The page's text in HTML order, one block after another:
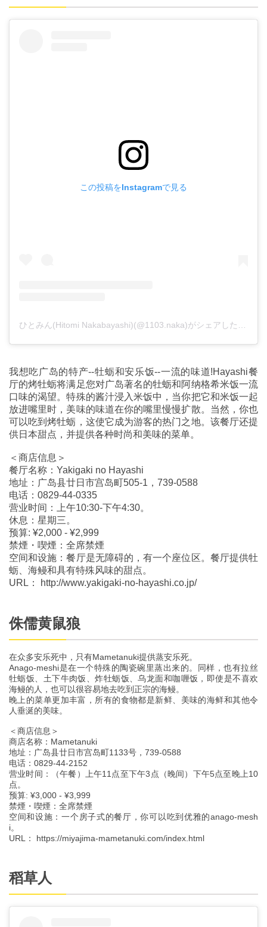
この投稿をInstagramで見る
我想吃广岛的特产--牡蛎和安乐饭--一流的味道!Hayashi餐
厅的烤牡蛎将满足您对广岛著名的牡蛎和阿纳格希米饭一流
口味的渴望。特殊的酱汁浸入米饭中，当你把它和米饭一起
放进嘴里时，美味的味道在你的嘴里慢慢扩散。当然，你也
可以吃到烤牡蛎，这使它成为游客的热门之地。该餐厅还提
供日本甜点，并提供各种时尚和美味的菜单。
＜商店信息＞
餐厅名称：Yakigaki no Hayashi
地址：广岛县廿日市宫岛町505-1，739-0588
电话：0829-44-0335
营业时间：上午10:30-下午4:30。
休息：星期三。
预算: ¥2,000 - ¥2,999
禁煙・喫煙：全席禁煙
空间和设施：餐厅是无障碍的，有一个座位区。餐厅提供牡
蛎、海鳗和具有特殊风味的甜点。
URL： http://www.yakigaki-no-hayashi.co.jp/
侏儒黄鼠狼
在众多安乐死中，只有Mametanuki提供蒸安乐死。
Anago-meshi是在一个特殊的陶瓷碗里蒸出来的。同样，也有拉丝
牡蛎饭、土下牛肉饭、炸牡蛎饭、乌龙面和咖喱饭，即使是不喜欢
海鳗的人，也可以很容易地去吃到正宗的海鳗。
晚上的菜单更加丰富，所有的食物都是新鲜、美味的海鲜和其他令
人垂涎的美味。
＜商店信息＞
商店名称：Mametanuki
地址：广岛县廿日市宫岛町1133号，739-0588
电话：0829-44-2152
营业时间：（午餐）上午11点至下午3点（晚间）下午5点至晚上10
点。
预算: ¥3,000 - ¥3,999
禁煙・喫煙：全席禁煙
空间和设施：一个房子式的餐厅，你可以吃到优雅的anago-mesh
i。
URL： https://miyajima-mametanuki.com/index.html
稻草人